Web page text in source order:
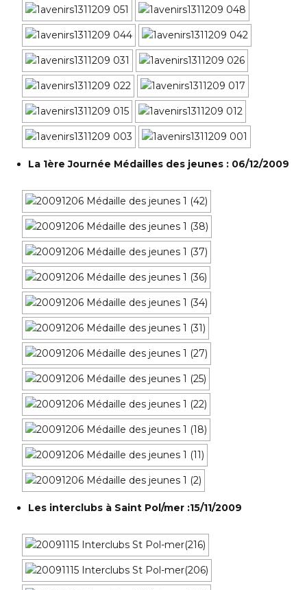
La 1ère Journée Médailles des jeunes : 06/12/2009
Les interclubs à Saint Pol/mer :15/11/2009